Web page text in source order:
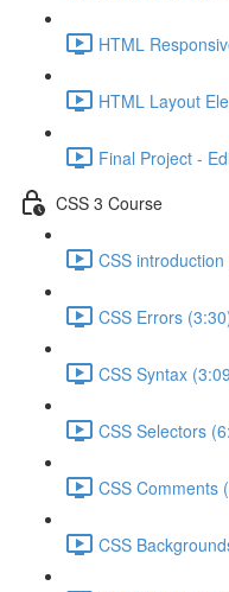
HTML
HTML Layout
Final Project -
CSS 3 Course
CSS
CSS Errors
CSS Syntax
CSS Selectors
CSS Comments
CSS